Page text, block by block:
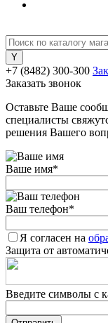
+7 (8482) 300-300
Заказать звонок
Оставьте Ваше
специалисты
решения Вашего
Ваше имя*
Ваш телефон*
Я согласен на
Защита от
Введите символы с